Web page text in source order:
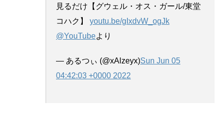
見るだけ【グウェル・オス・ガール/東堂
コハク】 youtu.be/gIxdvW_ogJk
@YouTubeより
— あるつぃ (@xAlzeyx)Sun Jun 05
04:42:03 +0000 2022